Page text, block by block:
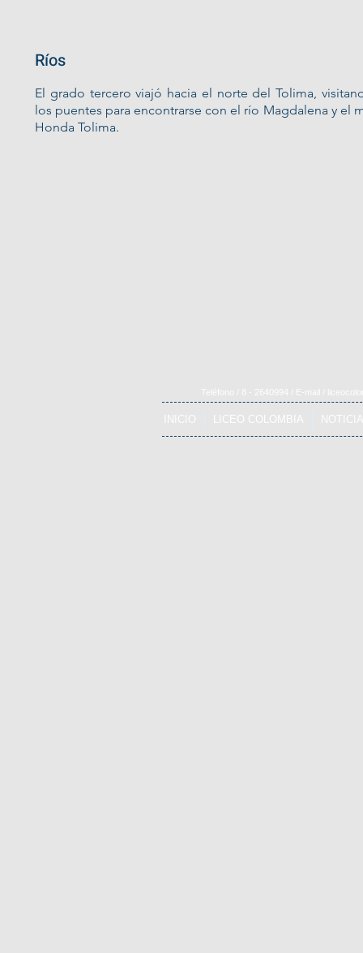
El grado tercero viajó hacia el norte del Tolima,
los puentes para encontrarse con el río Magdalena y el
Honda Tolima.
Ríos
INICIO LICEO COLOMBIA
Teléfono / 8 - 2640994 / E-mail /